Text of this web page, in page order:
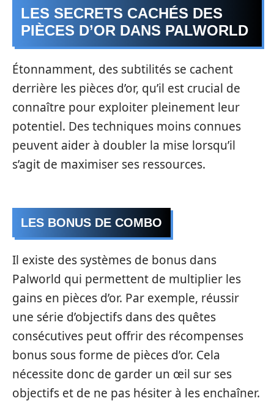
LES SECRETS CACHÉS DES
PIÈCES D’OR DANS PALWORLD
Étonnamment, des subtilités se cachent
derrière les pièces d’or, qu’il est crucial de
connaître pour exploiter pleinement leur
potentiel. Des techniques moins connues
peuvent aider à doubler la mise lorsqu’il
s’agit de maximiser ses ressources.
LES BONUS DE COMBO
Il existe des systèmes de bonus dans
Palworld qui permettent de multiplier les
gains en pièces d’or. Par exemple, réussir
une série d’objectifs dans des quêtes
consécutives peut offrir des récompenses
bonus sous forme de pièces d’or. Cela
nécessite donc de garder un œil sur ses
objectifs et de ne pas hésiter à les enchaîner.